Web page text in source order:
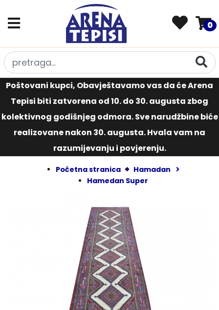
0
Poštovani kupci, Obavještavamo vas da će Arena
Tepisi biti zatvorena od 10. do 30. augusta zbog
kolektivnog godišnjeg odmora. Sve narudžbine biće
realizovane nakon 30. augusta. Hvala vam na
razumijevanju i povjerenju.
Početna stranica
Hamadan
Hamedan Super